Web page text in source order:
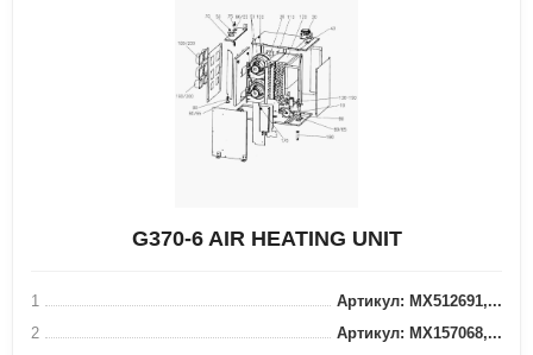
G370-6 AIR HEATING UNIT
1
Артикул: MX512691,...
2
Артикул: MX157068,...